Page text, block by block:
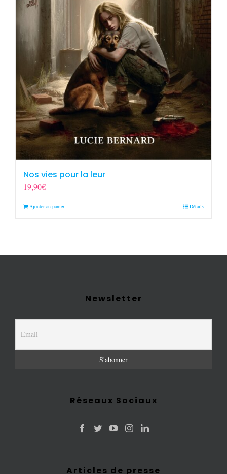
Nos vies pour la leur
19,90€
Ajouter au panier Détails
Newsletter
Réseaux Sociaux
Articles de presse